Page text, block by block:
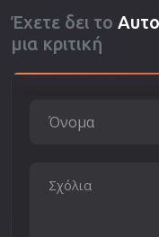
Έχετε δει το
μια κριτική